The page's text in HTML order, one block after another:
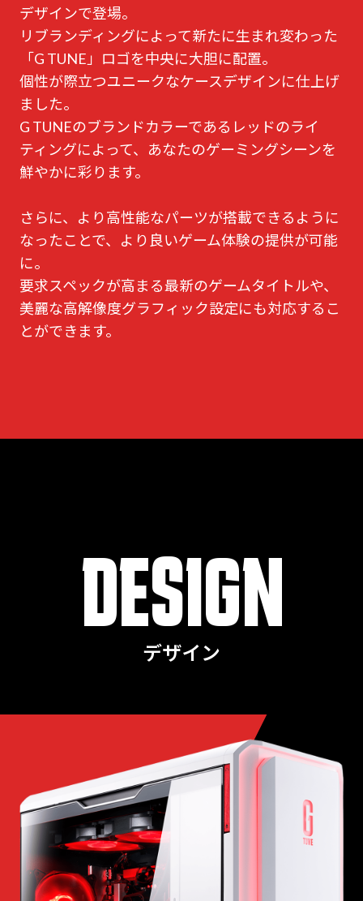
デザインで登場。
リブランディングによって新たに生まれ変わった
「G TUNE」ロゴを中央に大胆に配置。
個性が際立つユニークなケースデザインに仕上げ
ました。
G TUNEのブランドカラーであるレッドのライ
ティングによって、あなたのゲーミングシーンを
鮮やかに彩ります。
さらに、より高性能なパーツが搭載できるように
なったことで、より良いゲーム体験の提供が可能
に。
要求スペックが高まる最新のゲームタイトルや、
美麗な高解像度グラフィック設定にも対応するこ
とができます。
DESIGN
デザイン